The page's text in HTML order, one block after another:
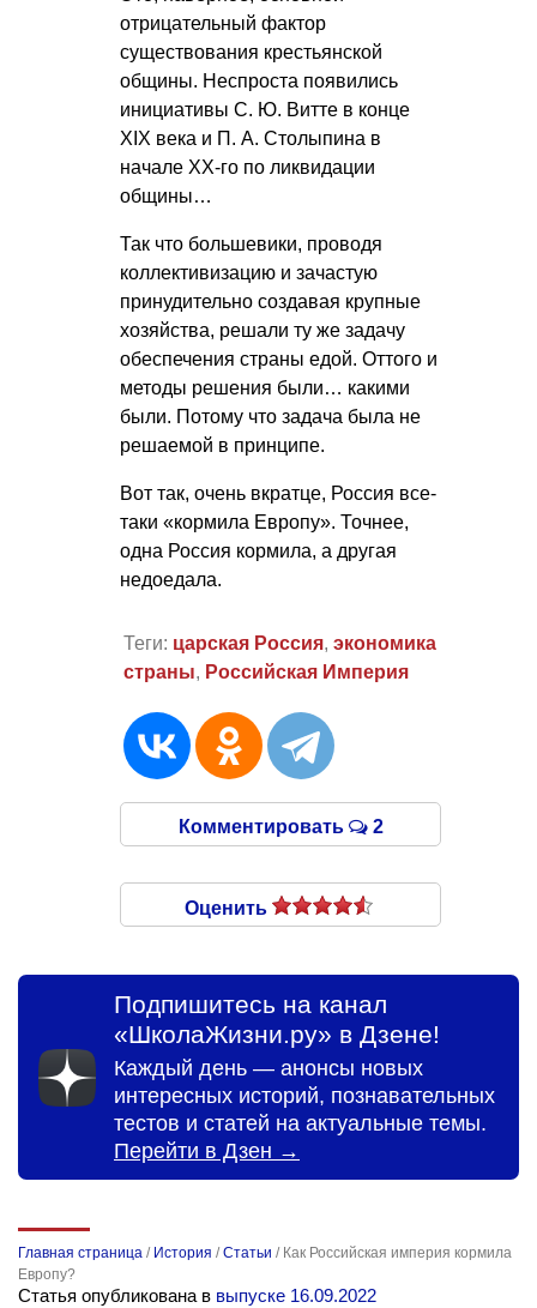
отрицательный фактор
существования крестьянской
общины. Неспроста появились
инициативы С. Ю. Витте в конце
XIX века и П. А. Столыпина в
начале ХХ-го по ликвидации
общины…
Так что большевики, проводя
коллективизацию и зачастую
принудительно создавая крупные
хозяйства, решали ту же задачу
обеспечения страны едой. Оттого и
методы решения были… какими
были. Потому что задача была не
решаемой в принципе.
Вот так, очень вкратце, Россия все-
таки «кормила Европу». Точнее,
одна Россия кормила, а другая
недоедала.
Теги: царская Россия, экономика
страны, Российская Империя
Комментировать 2
Оценить
Подпишитесь на канал
«ШколаЖизни.ру» в Дзене!
Каждый день — анонсы новых
интересных историй, познавательных
тестов и статей на актуальные темы.
Перейти в Дзен →
Главная страница / История /Статьи / Как Российская империя кормила
Европу?
Статья опубликована в выпуске 16.09.2022